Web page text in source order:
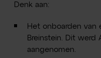
Denk aan:
Het onboarden van
Breinstein. Dit werd
aangenomen.